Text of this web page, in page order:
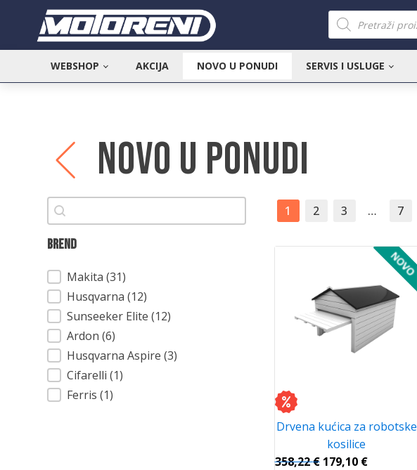
Products
search
WEBSHOP AKCIJA NOVO U PONUDI SERVIS I USLUGE
NOVO U PONUDI
Pretraži
Brend
BrendMakita(31)
Husqvarna(12)
Sunseeker Elite(12)
Ardon(6)
Husqvarna Aspire(3)
Cifarelli(1)
Ferris(1)
1 2 3 … 7
Drvena kućica za robotske
kosilice
358,22€ 179,10 €